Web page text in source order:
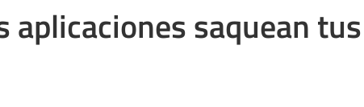
aplicaciones saquean